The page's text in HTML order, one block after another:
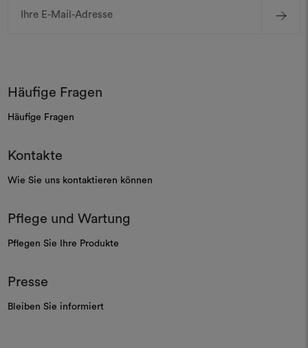
Mail-
Häufige Fragen
Häufige Fragen
Kontakte
Wie Sie uns kontaktieren können
Pflege und Wartung
Pflegen Sie Ihre Produkte
Presse
Bleiben Sie informiert